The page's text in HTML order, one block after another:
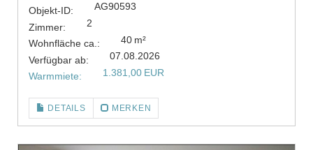
Objekt-ID:
AG90593
Zimmer:
2
Wohnfläche ca.:
40 m²
Verfügbar ab:
07.08.2026
Warmmiete:
1.381,00 EUR
DETAILS MERKEN